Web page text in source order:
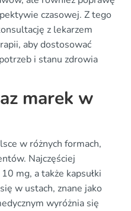
czasowej. Z tego
z lekarzem
aby dostosować
i stanu zdrowia
marek w
w różnych formach,
Najczęściej
mg, a także kapsułki
w ustach, znane jako
wyróżnia się